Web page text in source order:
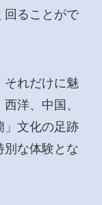
回ることがで
それだけに魅
洋、中国、
」文化の足跡
別な体験とな